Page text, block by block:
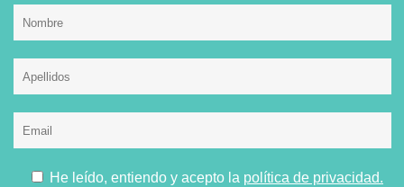
He leído, entiendo y acepto la política de privacidad.